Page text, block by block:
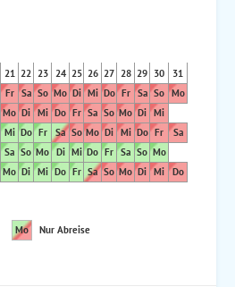
21 22 23 24 25 26 27 28 29 30
31
Fr Sa So Mo Di Mi Do Fr Sa So Mo
Mo Di Mi Do Fr Sa So Mo Di Mi
Mi Do Fr Sa So Mo Di Mi Do Fr
Sa
Sa So Mo Di Mi Do Fr Sa So Mo
Mo Di Mi Do Fr Sa So Mo Di Mi Do
Mo Nur Abreise